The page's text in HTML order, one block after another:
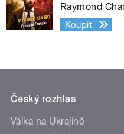
Raymond
Koupit
Český rozhlas
Válka na Ukrajině